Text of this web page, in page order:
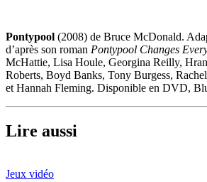
Pontypool (2008) de Bruce McDonald.
d’après son roman Pontypool Changes
McHattie, Lisa Houle, Georgina Reilly,
Roberts, Boyd Banks, Tony Burgess,
et Hannah Fleming. Disponible en DVD,
Lire aussi
Jeux vidéo